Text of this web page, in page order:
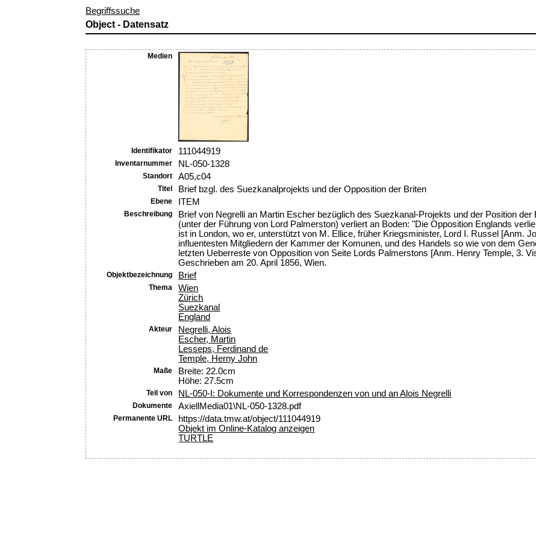
Begriffssuche
Object - Datensatz
Medien
Identifikator 111044919
Inventarnummer NL-050-1328
Standort A05,c04
Titel Brief bzgl. des Suezkanalprojekts und der Opposition der Briten
Ebene ITEM
Beschreibung
Brief von Negrelli an Martin Escher bezüglich des Suezkanal-Projekts und der Position
(unter der Führung von Lord Palmerston) verliert an Boden: "Die Opposition Englands
ist in London, wo er, unterstützt von M. Ellice, früher Kriegsminister, Lord I. Russel [Anm.
influentesten Mitgliedern der Kammer der Komunen, und des Handels so wie von dem
letzten Ueberreste von Opposition von Seite Lords Palmerstons [Anm. Henry Temple, 3.
Geschrieben am 20. April 1856, Wien.
Objektbezeichnung Brief
Thema
Wien
Zürich
Suezkanal
England
Akteur
Negrelli, Alois
Escher, Martin
Lesseps, Ferdinand de
Temple, Herny John
Maße
Breite: 22.0cm
Höhe: 27.5cm
Teil von NL-050-I: Dokumente und Korrespondenzen von und an Alois Negrelli
Dokumente AxiellMedia01\NL-050-1328.pdf
Permanente URL
https://data.tmw.at/object/111044919
Objekt im Online-Katalog anzeigen
TURTLE